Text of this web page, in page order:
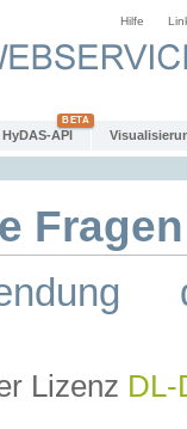
Hilfe
HyDAS-API
Lizenz